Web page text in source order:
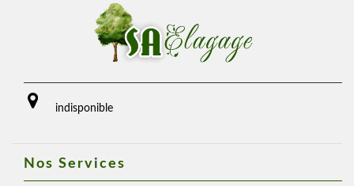
indisponible
Nos Services